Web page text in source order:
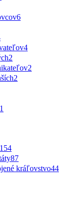
6
4
2
2
2
1
154
87
kráľovstvo44